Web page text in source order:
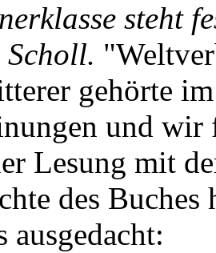
steht
Scholl.
gehörte
und
Lesung mit
des
ausgedacht: